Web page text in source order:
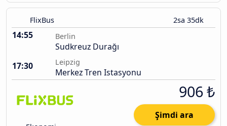
FlixBus 2sa 35dk
14:55 Berlin
Sudkreuz Durağı
17:30
Leipzig
Merkez Tren Istasyonu
906 ₺
Şimdi ara